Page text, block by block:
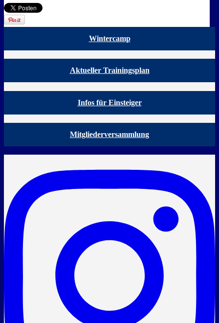
Wintercamp
Aktueller Trainingsplan
Infos für Einsteiger
Mitgliederversammlung